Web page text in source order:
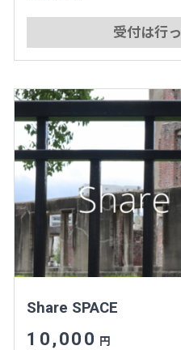
受付は行
Share SPACE
10,000 円